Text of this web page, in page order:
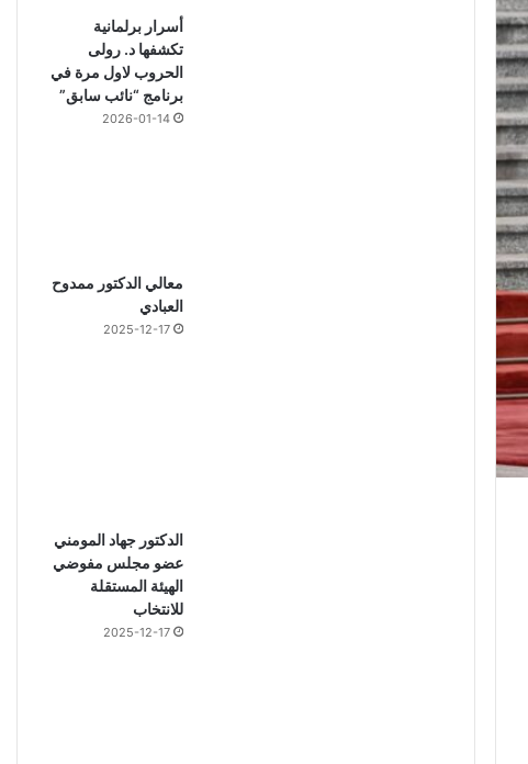
أسرار برلمانية
تكشفها د. رولى
الحروب لاول مرة في
برنامج “نائب سابق”
2026-01-14
معالي الدكتور ممدوح
العبادي
2025-12-17
الدكتور جهاد المومني
عضو مجلس مفوضي
الهيئة المستقلة
للانتخاب
2025-12-17